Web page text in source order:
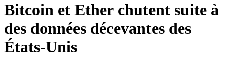
Bitcoin et Ether chutent suite à
des données décevantes des
États-Unis